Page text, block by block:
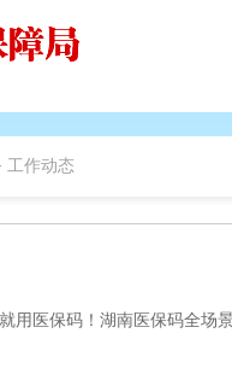
工作动态
用医保码！湖南医保码全场